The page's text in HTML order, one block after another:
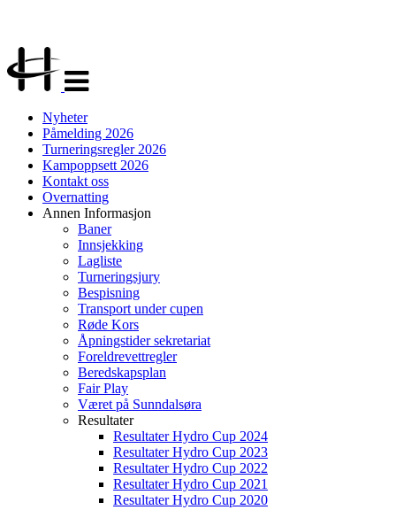
navigasjon
Nyheter
Påmelding 2026
Turneringsregler 2026
Kampoppsett 2026
Kontakt oss
Overnatting
Annen Informasjon
Baner
Innsjekking
Lagliste
Turneringsjury
Bespisning
Transport under cupen
Røde Kors
Åpningstider sekretariat
Foreldrevettregler
Beredskapsplan
Fair Play
Været på Sunndalsøra
Resultater
Resultater Hydro Cup 2024
Resultater Hydro Cup 2023
Resultater Hydro Cup 2022
Resultater Hydro Cup 2021
Resultater Hydro Cup 2020